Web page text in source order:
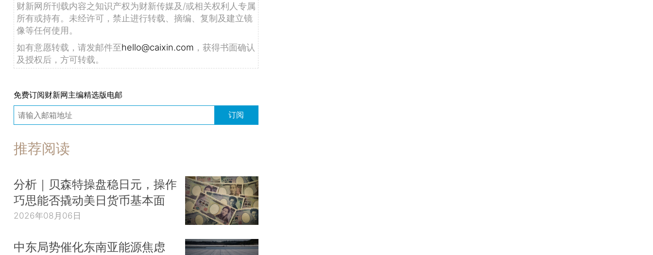
财新网所刊载内容之知识产权为财新传媒及/或相关权利人专属
所有或持有。未经许可，禁止进行转载、摘编、复制及建立镜
像等任何使用。
如有意愿转载，请发邮件至hello@caixin.com ，获得书面确认
及授权后，方可转载。
免费订阅财新网主编精选版电邮
订阅
推荐阅读
分析｜贝森特操盘稳日元，操作
巧思能否撬动美日货币基本面
2026年08月06日
中东局势催化东南亚能源焦虑